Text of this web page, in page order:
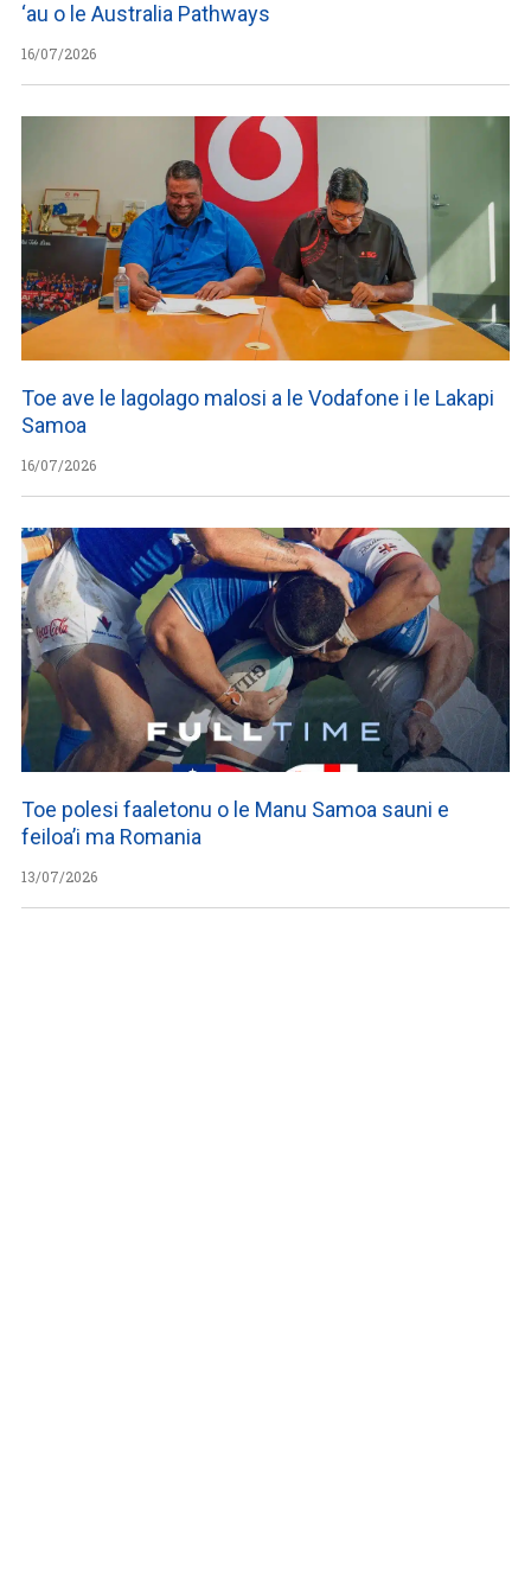
‘au o le Australia Pathways
16/07/2026
Toe ave le lagolago malosi a le Vodafone i le Lakapi
Samoa
16/07/2026
Toe polesi faaletonu o le Manu Samoa sauni e
feiloa’i ma Romania
13/07/2026